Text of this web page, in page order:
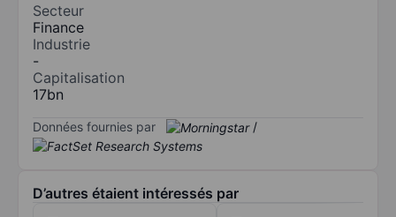
Secteur
Finance
Industrie
-
Capitalisation
17bn
Données fournies par /
D’autres étaient intéressés par